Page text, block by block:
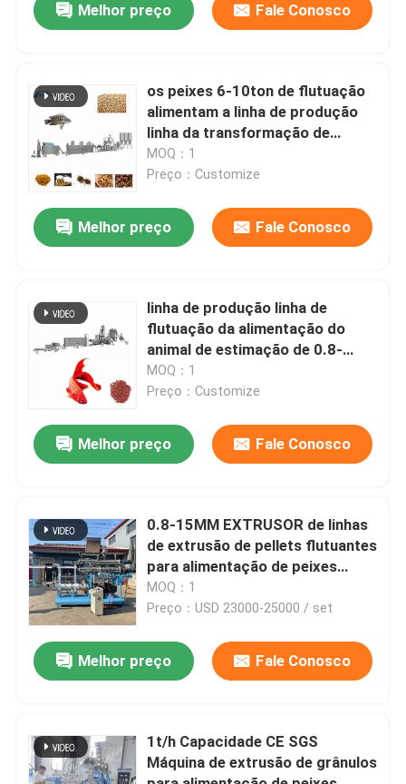
Produtos
Show de RV
Quem Somos
Controle de Qualidade
Fale Conosco
Pedir um orçamento
Moinho de pellets de madeira
Melhor preço Fale Conosco
os peixes 6-10ton de flutuação
alimentam a linha de produção
linha da transformação de
produtos alimentares dos peixes
de 0.75-3kw
MOQ：1
Preço：Customize
Melhor preço Fale Conosco
linha de produção linha de
flutuação da alimentação do
animal de estimação de 0.8-
10mm da alimentação dos
peixes de 1-20ton/H
MOQ：1
Preço：Customize
Melhor preço Fale Conosco
0.8-15MM EXTRUSOR de linhas
de extrusão de pellets flutuantes
para alimentação de peixes
TILAPIA EXTRUSOR de
alimentação com dois parafusos
CERTIFICADO
MOQ：1
Preço：USD 23000-25000 / set
Melhor preço Fale Conosco
1t/h Capacidade CE SGS
Máquina de extrusão de grânulos